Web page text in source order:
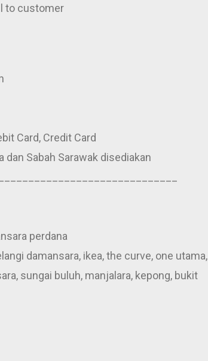
to customer
Card, Credit Card
Sabah Sarawak disediakan
perdana
damansara, ikea, the curve, one utama,
sungai buluh, manjalara, kepong, bukit